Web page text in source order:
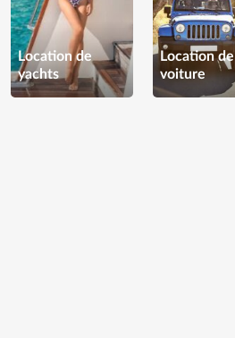
Location de
yachts
Location de
voiture